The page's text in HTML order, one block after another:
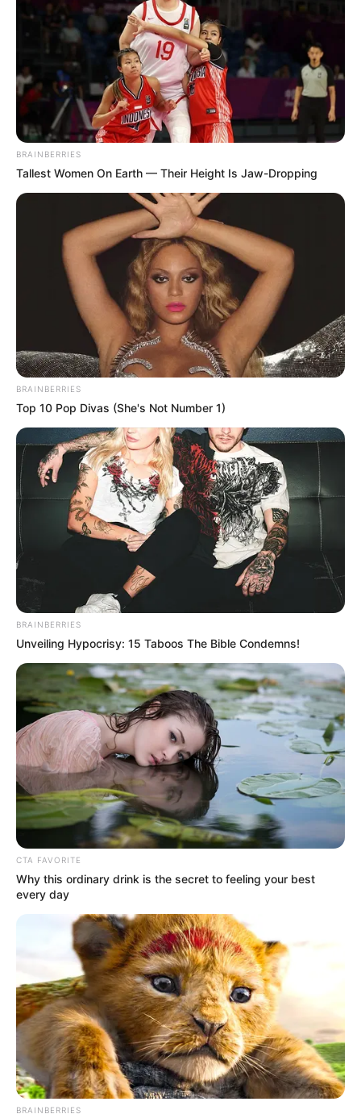
(foto: easydrawingguides)
5. Walaupun hanya menggunakan dua warna dasar,
dengan bentuk seperti ini tetap terlihat rapi bukan?
(foto: easydrawingtips)
6. Jika bisa menggambar tak ada salahnya membuat
karakter mini yang lucu, belajar jadi lebih mudah
karena bisa jadi kode
BRAINBERRIES
Tallest Women On Earth — Their Height Is Jaw-Dropping
BRAINBERRIES
Top 10 Pop Divas (She's Not Number 1)
BRAINBERRIES
Unveiling Hypocrisy: 15 Taboos The Bible Condemns!
CTA FAVORITE
Why this ordinary drink is the secret to feeling your best
every day
BRAINBERRIES